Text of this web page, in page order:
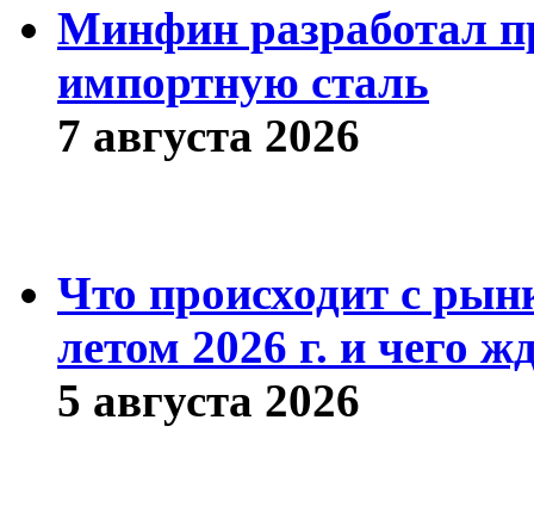
Минфин разработал
импортную сталь
7 августа 2026
Что происходит с
летом 2026 г. и чего
5 августа 2026